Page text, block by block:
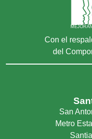
Con el
del
San
Metro